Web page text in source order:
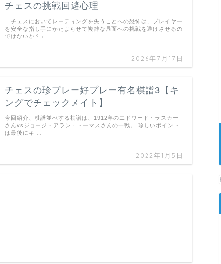
チェスの挑戦回避心理
2026年7月17日
「チェスにおいてレーティングを失うことへの恐怖は、プレイヤー
を安全な指し手にかたよらせて複雑な局面への挑戦を避けさせるの
ではないか？」 …
チェスの珍プレー好プレー有名棋譜3【キ
ングでチェックメイト】
2022年1月5日
今回紹介、棋譜並べする棋譜は、1912年のエドワード・ラスカー
さんvsジョージ・アラン・トーマスさんの一戦。 珍しいポイント
は最後にキ …